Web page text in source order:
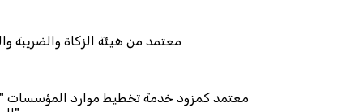
معتمد من هيئة
معتمد كمزود خدمة تخطيط